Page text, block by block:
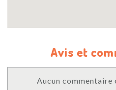
Avis et
Aucun commentaire